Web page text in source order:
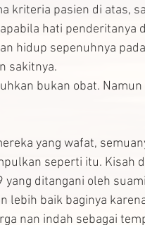
kriteria pasien di atas,
hati penderitanya
hidup sepenuhnya
sakitnya.
bukan obat.
yang wafat,
seperti itu. Kisah
yang ditangani oleh
lebih baik baginya
nan indah sebagai